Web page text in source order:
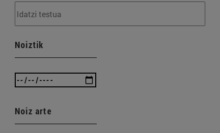
Noiztik
Noiz arte